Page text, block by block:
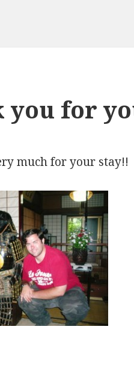
you for
much for your stay!!